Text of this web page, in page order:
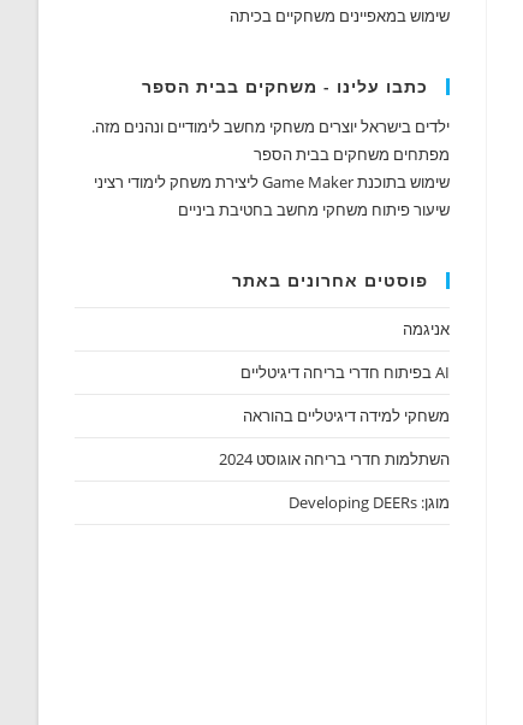
שימוש במאפיינים משחקיים בכיתה
כתבו עלינו - משחקים בבית הספר
ילדים בישראל יוצרים משחקי מחשב לימודיים ונהנים מזה.
מפתחים משחקים בבית הספר
שימוש בתוכנת Game Maker ליצירת משחק לימודי רציני
שיעור פיתוח משחקי מחשב בחטיבת ביניים
פוסטים אחרונים באתר
אניגמה
AI בפיתוח חדרי בריחה דיגיטליים
משחקי למידה דיגיטליים בהוראה
השתלמות חדרי בריחה אוגוסט 2024
מוגן: Developing DEERs